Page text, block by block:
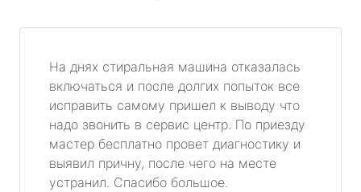
На днях стиральная машина отказалась
включаться и после долгих попыток все
исправить самому пришел к выводу что
надо звонить в сервис центр. По приезду
мастер бесплатно провет диагностику и
выявил причну, после чего на месте
устранил. Спасибо большое.